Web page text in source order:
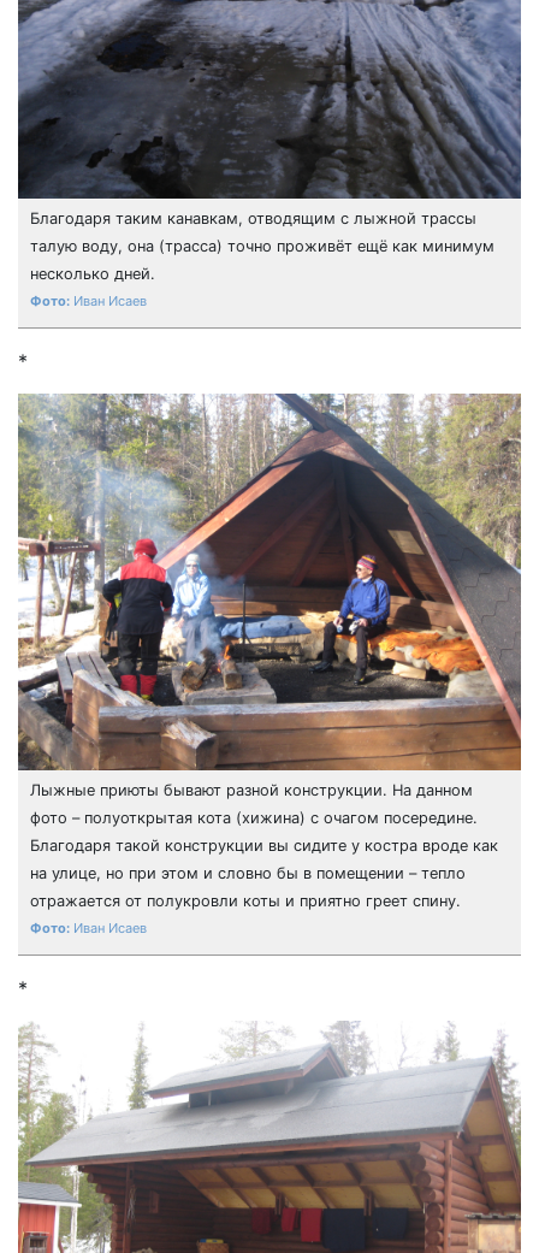
Благодаря таким канавкам, отводящим с лыжной трассы
талую воду, она (трасса) точно проживёт ещё как минимум
несколько дней.
Иван Исаев
*
Лыжные приюты бывают разной конструкции. На данном
фото – полуоткрытая кота (хижина) с очагом посередине.
Благодаря такой конструкции вы сидите у костра вроде как
на улице, но при этом и словно бы в помещении – тепло
отражается от полукровли коты и приятно греет спину.
Иван Исаев
*